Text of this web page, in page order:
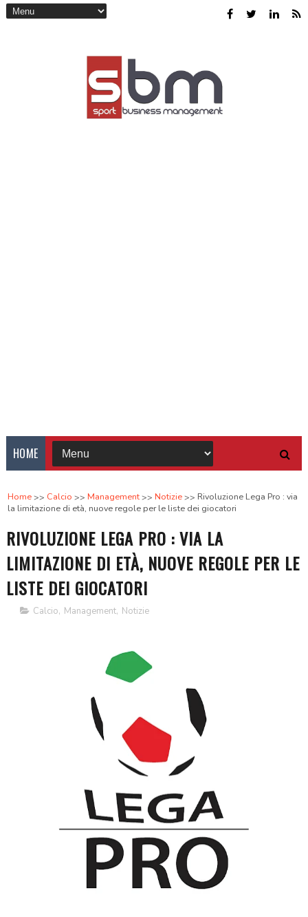
HOME
Home Calcio Management Notizie
Rivoluzione Lega Pro : via
la limitazione di età, nuove regole per le liste dei giocatori
RIVOLUZIONE LEGA PRO : VIA LA
LIMITAZIONE DI ETÀ, NUOVE REGOLE PER LE
LISTE DEI GIOCATORI
Calcio, Management, Notizie